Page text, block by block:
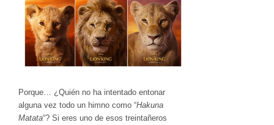
Porque… ¿Quién no ha intentado entonar
alguna vez todo un himno como “Hakuna
Matata“? Si eres uno de esos treintañeros